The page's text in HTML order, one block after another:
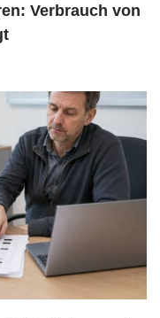
Verbrauch von